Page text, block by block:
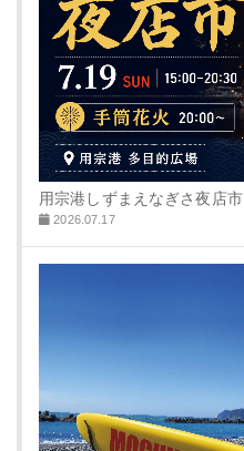
用宗港しずまえなぎさ夜店市
2026.07.17